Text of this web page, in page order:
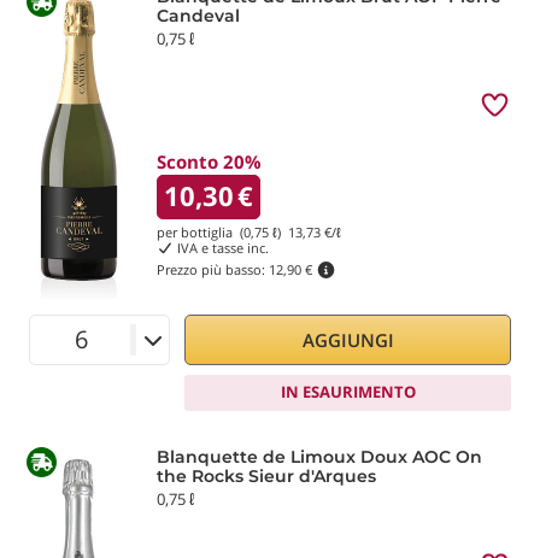
Candeval
0,75 ℓ
Sconto 20%
10,30€
per bottiglia (0,75 ℓ) 13,73 €/ℓ
IVA e tasse inc.
Prezzo più basso: 12,90 €
AGGIUNGI
IN ESAURIMENTO
Blanquette de Limoux Doux AOC On
the Rocks Sieur d'Arques
0,75 ℓ